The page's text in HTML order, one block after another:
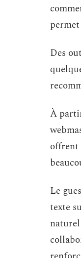
Des
À
offrent
Le
texte